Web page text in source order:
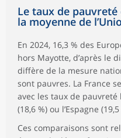
Le taux de
la moyenne de
En 2024, 16,3 % des
hors Mayotte, d’après le
diffère de la mesure
sont pauvres. La France
avec les taux de pauvreté
(18,6 %) ou l’Espagne (19,5
Ces comparaisons sont